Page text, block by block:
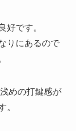
好です。
りにあるので
めの打鍵感が
。